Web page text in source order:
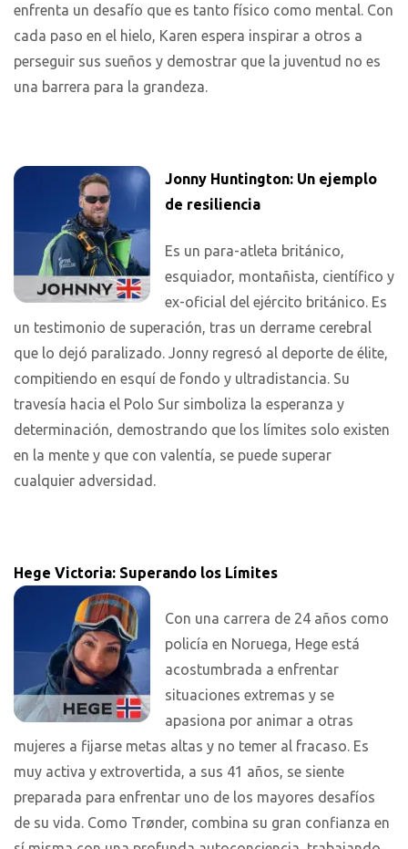
enfrenta un desafío que es tanto físico como mental. Con
cada paso en el hielo, Karen espera inspirar a otros a
perseguir sus sueños y demostrar que la juventud no es
una barrera para la grandeza.
Jonny Huntington: Un ejemplo
de resiliencia
Es un para-atleta británico,
esquiador, montañista, científico y
ex-oficial del ejército británico. Es
un testimonio de superación, tras un derrame cerebral
que lo dejó paralizado. Jonny regresó al deporte de élite,
compitiendo en esquí de fondo y ultradistancia. Su
travesía hacia el Polo Sur simboliza la esperanza y
determinación, demostrando que los límites solo existen
en la mente y que con valentía, se puede superar
cualquier adversidad.
Hege Victoria: Superando los Límites
Con una carrera de 24 años como
policía en Noruega, Hege está
acostumbrada a enfrentar
situaciones extremas y se
apasiona por animar a otras
mujeres a fijarse metas altas y no temer al fracaso. Es
muy activa y extrovertida, a sus 41 años, se siente
preparada para enfrentar uno de los mayores desafíos
de su vida. Como Trønder, combina su gran confianza en